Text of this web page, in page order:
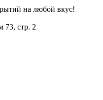
на любой вкус!
73, стр. 2